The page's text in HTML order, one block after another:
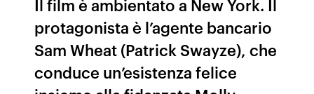
Il film è ambientato a New York. Il
protagonista è l’agente bancario
Sam Wheat (Patrick Swayze), che
conduce un’esistenza felice